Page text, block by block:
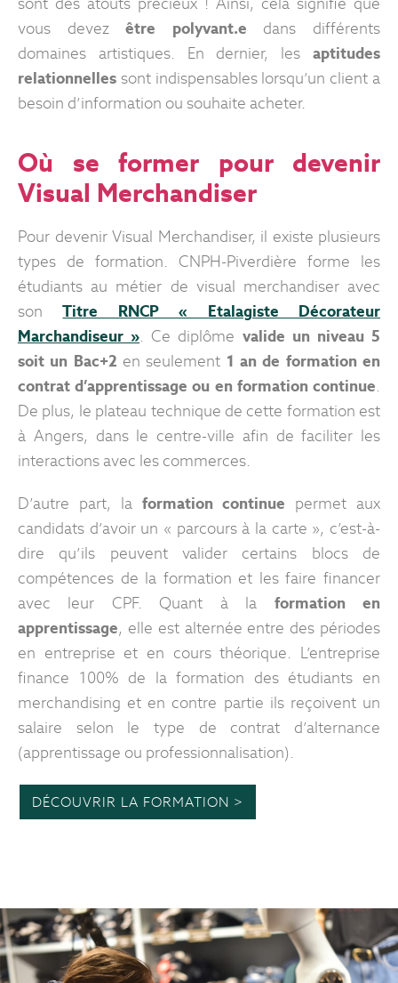
vous devezêtre polyvant.e dans différents
domaines artistiques. En dernier, les aptitudes
relationnelles sont indispensables lorsqu’un client a
besoin d’information ou souhaite acheter.
Où se former pour devenir
Visual Merchandiser
Pour devenir Visual Merchandiser, il existe plusieurs
types de formation. CNPH-Piverdière forme les
étudiants au métier de visual merchandiser avec
sonTitre RNCP « Etalagiste Décorateur
Marchandiseur ». Ce diplôme valide un niveau 5
soit un Bac+2 en seulement 1 an de formation en
contrat d’apprentissage ou en formation continue.
De plus, le plateau technique de cette formation est
à Angers, dans le centre-ville afin de faciliter les
interactions avec les commerces.
D’autre part, la formation continue permet aux
candidats d’avoir un « parcours à la carte », c’est-à-
dire qu’ils peuvent valider certains blocs de
compétences de la formation et les faire financer
avec leur CPF. Quant à la formation en
apprentissage, elle est alternée entre des périodes
en entreprise et en cours théorique. L’entreprise
finance 100% de la formation des étudiants en
merchandising et en contre partie ils reçoivent un
salaire selon le type de contrat d’alternance
(apprentissage ou professionnalisation).
DÉCOUVRIR LA FORMATION >